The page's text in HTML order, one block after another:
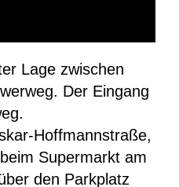
Lage zwischen
Der Eingang
Hoffmannstraße,
Supermarkt am
den Parkplatz